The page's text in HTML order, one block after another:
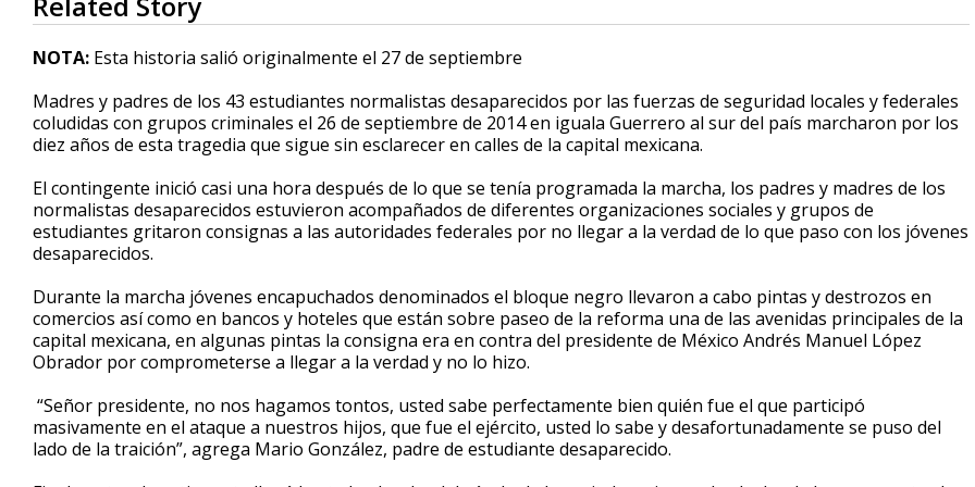
seconds
of
2
minutes,
seconds Volume
90%
NOTA: Esta historia salió originalmente el 27 de septiembre
Madres y padres de los 43 estudiantes normalistas desaparecidos por las fuerzas de seguridad locales y federales
coludidas con grupos criminales el 26 de septiembre de 2014 en iguala Guerrero al sur del país marcharon por los
diez años de esta tragedia que sigue sin esclarecer en calles de la capital mexicana.
El contingente inició casi una hora después de lo que se tenía programada la marcha, los padres y madres de los
normalistas desaparecidos estuvieron acompañados de diferentes organizaciones sociales y grupos de
estudiantes gritaron consignas a las autoridades federales por no llegar a la verdad de lo que paso con los jóvenes
desaparecidos.
Durante la marcha jóvenes encapuchados denominados el bloque negro llevaron a cabo pintas y destrozos en
comercios así como en bancos y hoteles que están sobre paseo de la reforma una de las avenidas principales de la
capital mexicana, en algunas pintas la consigna era en contra del presidente de México Andrés Manuel López
Obrador por comprometerse a llegar a la verdad y no lo hizo.
“Señor presidente, no nos hagamos tontos, usted sabe perfectamente bien quién fue el que participó
masivamente en el ataque a nuestros hijos, que fue el ejército, usted lo sabe y desafortunadamente se puso del
lado de la traición”, agrega Mario González, padre de estudiante desaparecido.